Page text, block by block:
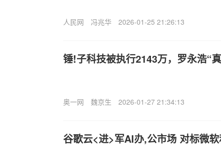
人民网 冯兆华 2026-01-25 21:26:13
锤!子科技被执行2143万，罗永浩“
奥一网 魏京生 2026-01-27 21:34:13
谷歌云<进>军AI办,公市场 对标微